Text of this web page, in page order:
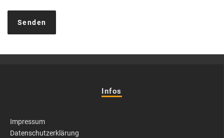
Infos
Impressum
Datenschutzerklärung